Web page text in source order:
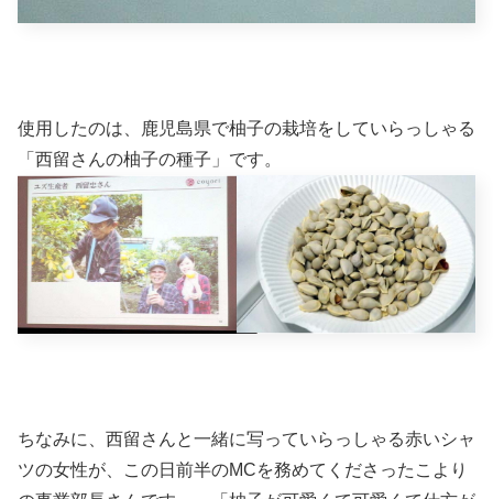
使用したのは、鹿児島県で柚子の栽培をしていらっしゃる
「西留さんの柚子の種子」です。
ちなみに、西留さんと一緒に写っていらっしゃる赤いシャ
ツの女性が、この日前半のMCを務めてくださったこより